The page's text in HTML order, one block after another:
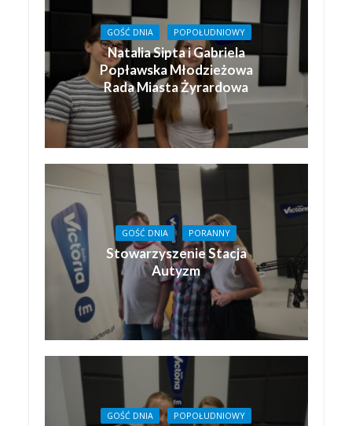
GOŚĆ DNIA POPOŁUDNIOWY
Natalia Sipta i Gabriela
Popławska Młodzieżowa
Rada Miasta Żyrardowa
GOŚĆ DNIA PORANNY
Stowarzyszenie Stacja
Autyzm
GOŚĆ DNIA POPOŁUDNIOWY